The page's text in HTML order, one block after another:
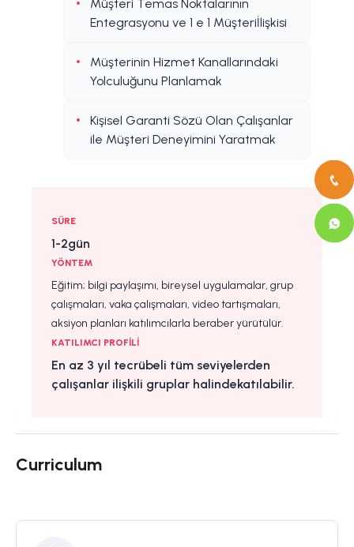
Müşteri Temas Noktalarının
Entegrasyonu ve 1 e 1 Müşteriİlişkisi
Müşterinin Hizmet Kanallarındaki
Yolculuğunu Planlamak
Kişisel Garanti Sözü Olan Çalışanlar
ile Müşteri Deneyimini Yaratmak
SÜRE
1-2gün
YÖNTEM
Eğitim; bilgi paylaşımı, bireysel uygulamalar, grup
çalışmaları, vaka çalışmaları, video tartışmaları,
aksiyon planları katılımcılarla beraber yürütülür.
KATILIMCI PROFILI
En az 3 yıl tecrübeli tüm seviyelerden
çalışanlar ilişkili gruplar halindekatılabilir.
Curriculum